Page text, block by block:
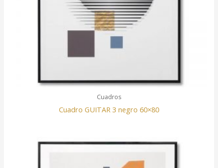
Cuadros
Cuadro GUITAR 3 negro 60×80